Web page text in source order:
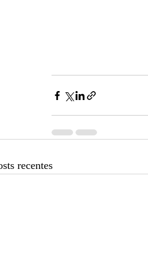
recentes